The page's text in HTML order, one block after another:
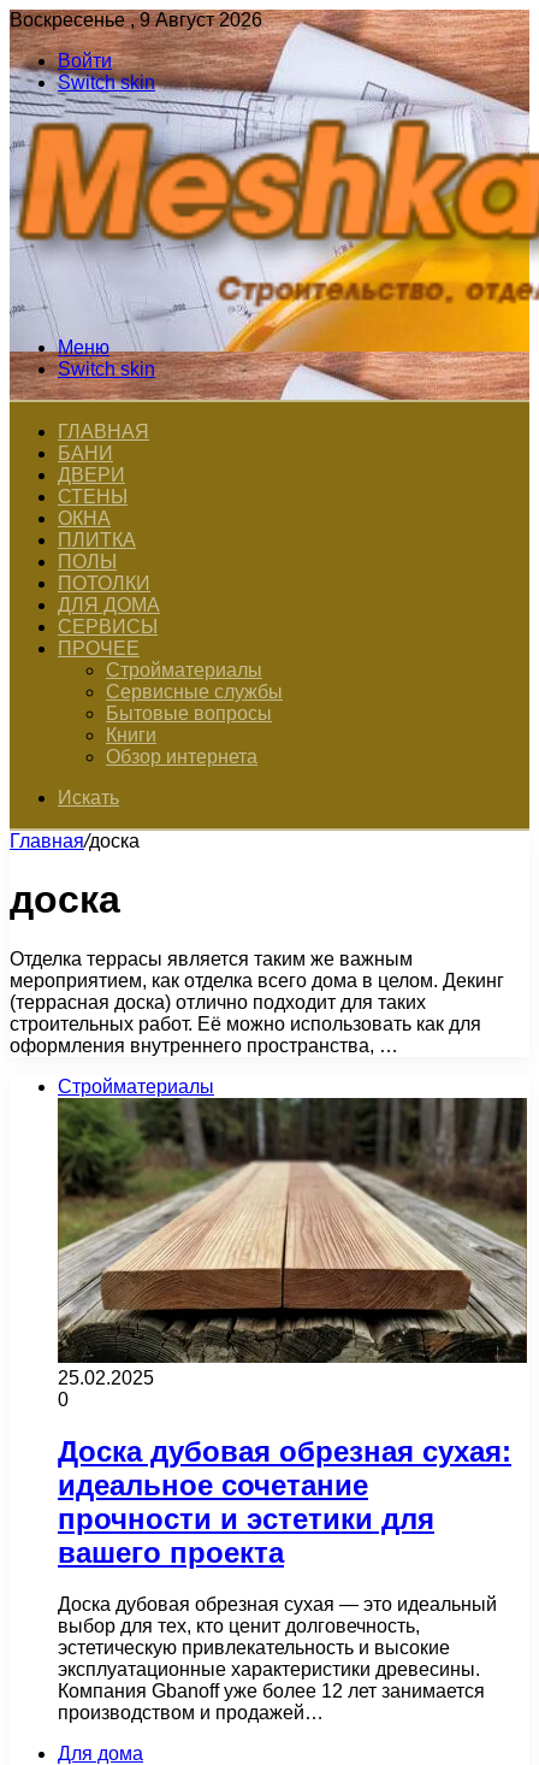
Воскресенье , 9 Август 2026
Войти
Switch skin
Меню
Switch skin
ГЛАВНАЯ
БАНИ
ДВЕРИ
СТЕНЫ
ОКНА
ПЛИТКА
ПОЛЫ
ПОТОЛКИ
ДЛЯ ДОМА
СЕРВИСЫ
ПРОЧЕЕ
Стройматериалы
Сервисные службы
Бытовые вопросы
Книги
Обзор интернета
Искать
Главная/доска
доска
Отделка террасы является таким же важным
мероприятием, как отделка всего дома в целом. Декинг
(террасная доска) отлично подходит для таких
строительных работ. Её можно использовать как для
оформления внутреннего пространства, …
Стройматериалы
25.02.2025
0
Доска дубовая обрезная сухая:
идеальное сочетание
прочности и эстетики для
вашего проекта
Доска дубовая обрезная сухая — это идеальный
выбор для тех, кто ценит долговечность,
эстетическую привлекательность и высокие
эксплуатационные характеристики древесины.
Компания Gbanoff уже более 12 лет занимается
производством и продажей…
Для дома